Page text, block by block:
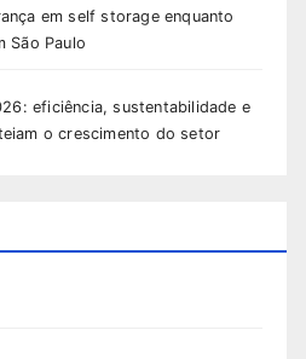
em self storage enquanto
São Paulo
eficiência, sustentabilidade e
o crescimento do setor